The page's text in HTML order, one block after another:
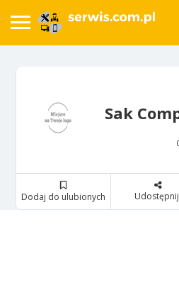
Sak
Dodaj do ulubionych Udostępnij